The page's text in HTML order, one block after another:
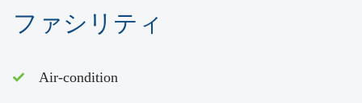
ファシリティ
Air-condition